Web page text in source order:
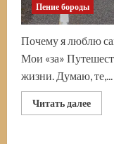
Пение бороды
Почему я люблю
Мои «за»
жизни. Думаю, те,...
Читать далее